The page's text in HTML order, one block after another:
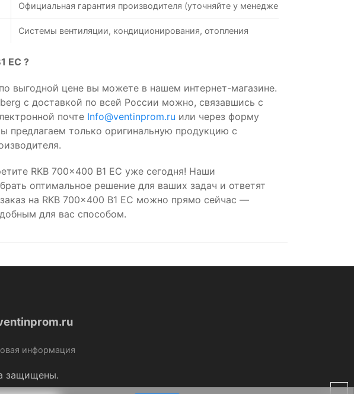
Официальная гарантия производителя (уточняйте у менеджеров)
Системы вентиляции, кондиционирования, отопления
EC ?
выгодной цене вы можете в нашем интернет-магазине.
с доставкой по всей России можно, связавшись с
почте Info@ventinprom.ru или через форму
предлагаем только оригинальную продукцию с
RKB 700x400 B1 EC уже сегодня! Наши
оптимальное решение для ваших задач и ответят
на RKB 700x400 B1 EC можно прямо сейчас —
для вас способом.
информация
защищены.